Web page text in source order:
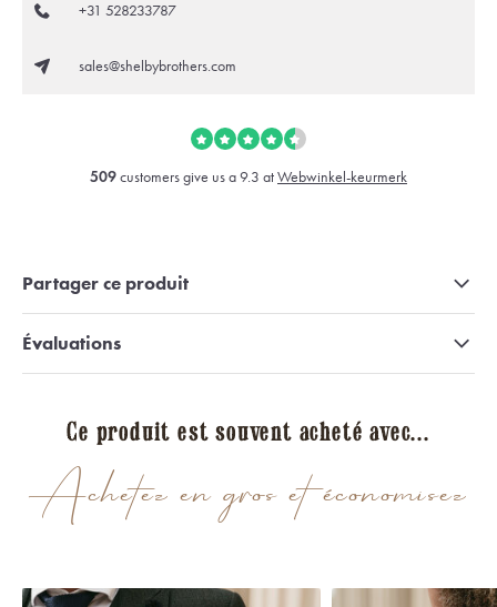
+31 528233787
sales@shelbybrothers.com
509customers give us a 9.3 atWebwinkel-keurmerk
Partager ce produit
Évaluations
Achetez en gros et économisez
Ce produit est souvent acheté avec...